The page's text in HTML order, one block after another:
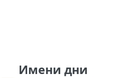
Имени дни